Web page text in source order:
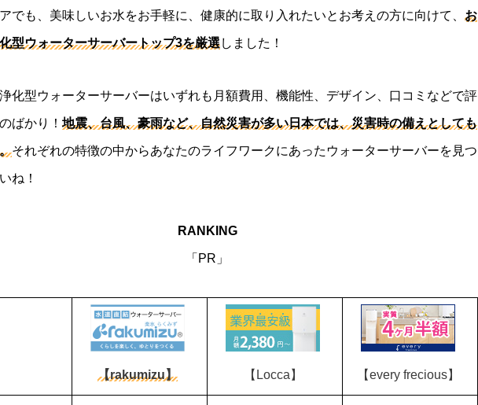
でも、美味しいお水をお手軽に、健康的に取り入れたいとお考えの方に向けて、 お
型ウォーターサーバートップ3を厳選しました！
化型ウォーターサーバーはいずれも月額費用、機能性、デザイン、口コミなどで評
ばかり！ 地震、台風、豪雨など、自然災害が多い日本では、災害時の備えとしても
それぞれの特徴の中からあなたのライフワークにあったウォーターサーバーを見つ
ね！
RANKING
「PR」
【rakumizu】 【Locca】 【every frecious】